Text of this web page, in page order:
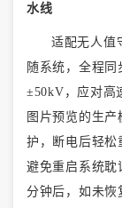
水线
适配无人值
随系统，全程
±50kV，应对高
图片预览的生
护，断电后轻松
避免重启系统耽
分钟后，如未恢